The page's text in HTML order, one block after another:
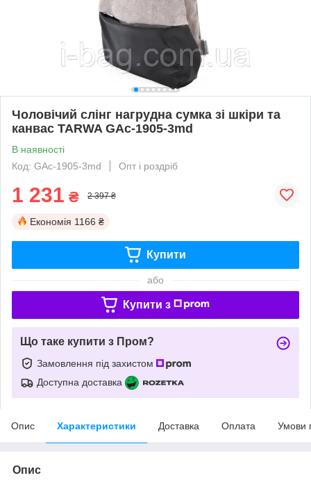
Чоловічий слінг нагрудна сумка зі шкіри та
канвас TARWA GAc-1905-3md
В наявності
Код: GAc-1905-3md
Опт і роздріб
1 231 ₴ 2 397 ₴
Економія 1166 ₴
Купити
або
Купити з
Що таке купити з Пром?
Замовлення під захистом
Доступна доставка
Опис Характеристики Доставка Оплата Умови
Опис